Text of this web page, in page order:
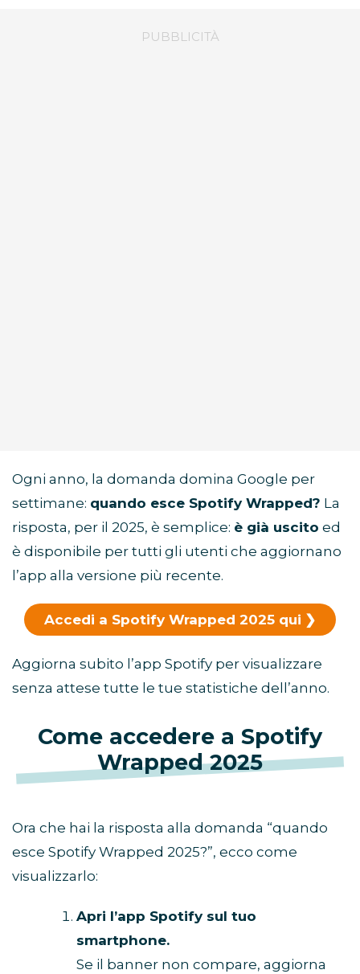
Ogni anno, la domanda domina Google per
settimane: quando esce Spotify Wrapped? La
risposta, per il 2025, è semplice: è già uscito ed
è disponibile per tutti gli utenti che aggiornano
l’app alla versione più recente.
Accedi a Spotify Wrapped 2025 qui
Aggiorna subito l’app Spotify per visualizzare
senza attese tutte le tue statistiche dell’anno.
Come accedere a Spotify
Wrapped 2025
Ora che hai la risposta alla domanda “quando
esce Spotify Wrapped 2025?”, ecco come
visualizzarlo:
Apri l’app Spotify sul tuo
smartphone.
Se il banner non compare, aggiorna